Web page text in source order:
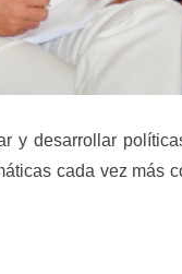
y desarrollar
cada vez más